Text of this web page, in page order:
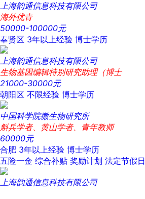
上海韵通信息科技有限公司
海外优青
50000-100000元
奉贤区 3年以上经验 博士学历
上海韵通信息科技有限公司
生物基因编辑特别研究助理（博士
21000-30000元
朝阳区 不限经验 博士学历
中国科学院微生物研究所
斛兵学者、黄山学者、青年教师
60000元
合肥 3年以上经验 博士学历
五险一金 综合补贴 奖励计划 法定节假日
上海韵通信息科技有限公司